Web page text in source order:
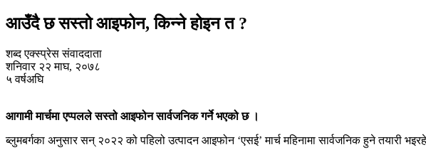
आउँदै छ सस्तो आइफोन, किन्ने होइन त ?
शब्द एक्स्प्रेस संवाददाता
शनिवार २२ माघ, २०७८
५ वर्षअघि
आगामी मार्चमा एप्पलले सस्तो आइफोन सार्वजनिक गर्ने भएको छ ।
ब्लुमबर्गका अनुसार सन् २०२२ को पहिलो उत्पादन आइफोन ‘एसई’ मार्च महिनामा सार्वजनिक हुने तयारी